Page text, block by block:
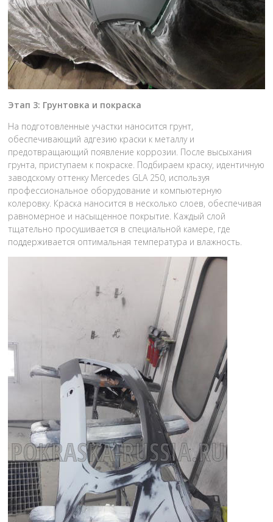
Этап 3: Грунтовка и покраска
На подготовленные участки наносится грунт,
обеспечивающий адгезию краски к металлу и
предотвращающий появление коррозии. После высыхания
грунта, приступаем к покраске. Подбираем краску, идентичную
заводскому оттенку Mercedes GLA 250, используя
профессиональное оборудование и компьютерную
колеровку. Краска наносится в несколько слоев, обеспечивая
равномерное и насыщенное покрытие. Каждый слой
тщательно просушивается в специальной камере, где
поддерживается оптимальная температура и влажность.